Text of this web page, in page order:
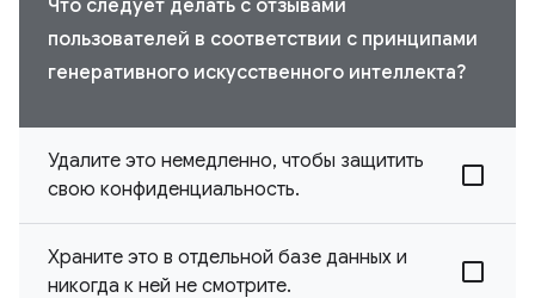
Что следует делать с отзывами
пользователей в соответствии с принципами
генеративного искусственного интеллекта?
Удалите это немедленно, чтобы защитить
свою конфиденциальность.
Храните это в отдельной базе данных и
никогда к ней не смотрите.